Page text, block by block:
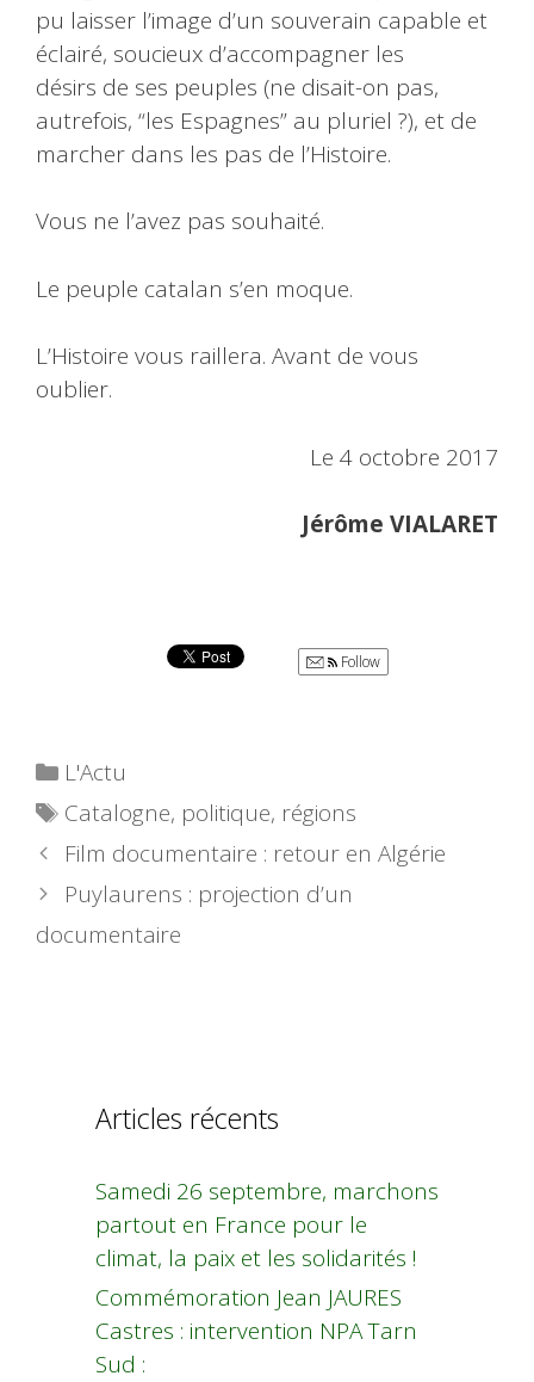
pu laisser l’image d’un souverain capable et
éclairé, soucieux d’accompagner les
désirs de ses peuples (ne disait-on pas,
autrefois, “les Espagnes” au pluriel ?), et de
marcher dans les pas de l’Histoire.
Vous ne l’avez pas souhaité.
Le peuple catalan s’en moque.
L’Histoire vous raillera. Avant de vous
oublier.
Le 4 octobre 2017
Jérôme VIALARET
Follow
Catégories
L'Actu
Étiquettes
Catalogne, politique, régions
Film documentaire : retour en Algérie
Puylaurens : projection d’un
documentaire
Articles récents
Samedi 26 septembre, marchons
partout en France pour le
climat, la paix et les solidarités !
Commémoration Jean JAURES
Castres : intervention NPA Tarn
Sud :